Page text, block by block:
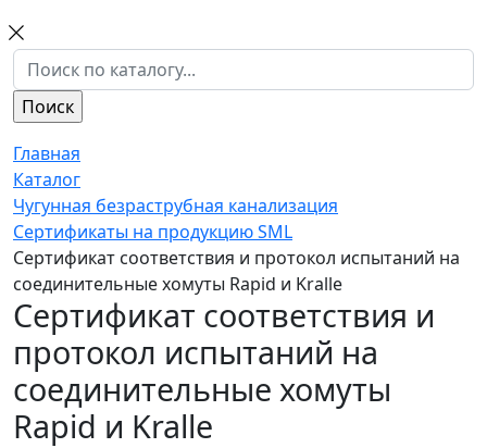
Главная
Каталог
Чугунная безраструбная канализация
Сертификаты на продукцию SML
Сертификат соответствия и протокол испытаний на
соединительные хомуты Rapid и Kralle
Сертификат соответствия и
протокол испытаний на
соединительные хомуты
Rapid и Kralle